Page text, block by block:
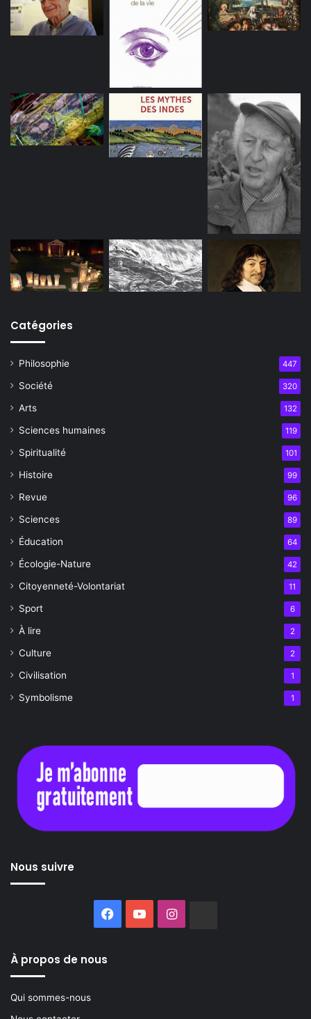
Catégories
Philosophie 447
Société 320
Arts 132
Sciences humaines 119
Spiritualité 101
Histoire 99
Revue 96
Sciences 89
Éducation 64
Écologie-Nature 42
Citoyenneté-Volontariat 11
Sport 6
À lire 2
Culture 2
Civilisation 1
Symbolisme 1
Nous suivre
Facebook
YouTubeInstagram
À propos de nous
Qui sommes-nous